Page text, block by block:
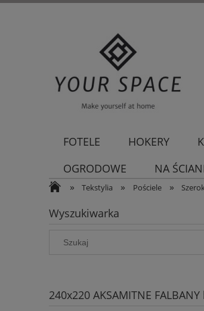
FOTELE HOKERY
OGRODOWE
NA
» Tekstylia » Pościele »
Wyszukiwarka
240x220 AKSAMITNE